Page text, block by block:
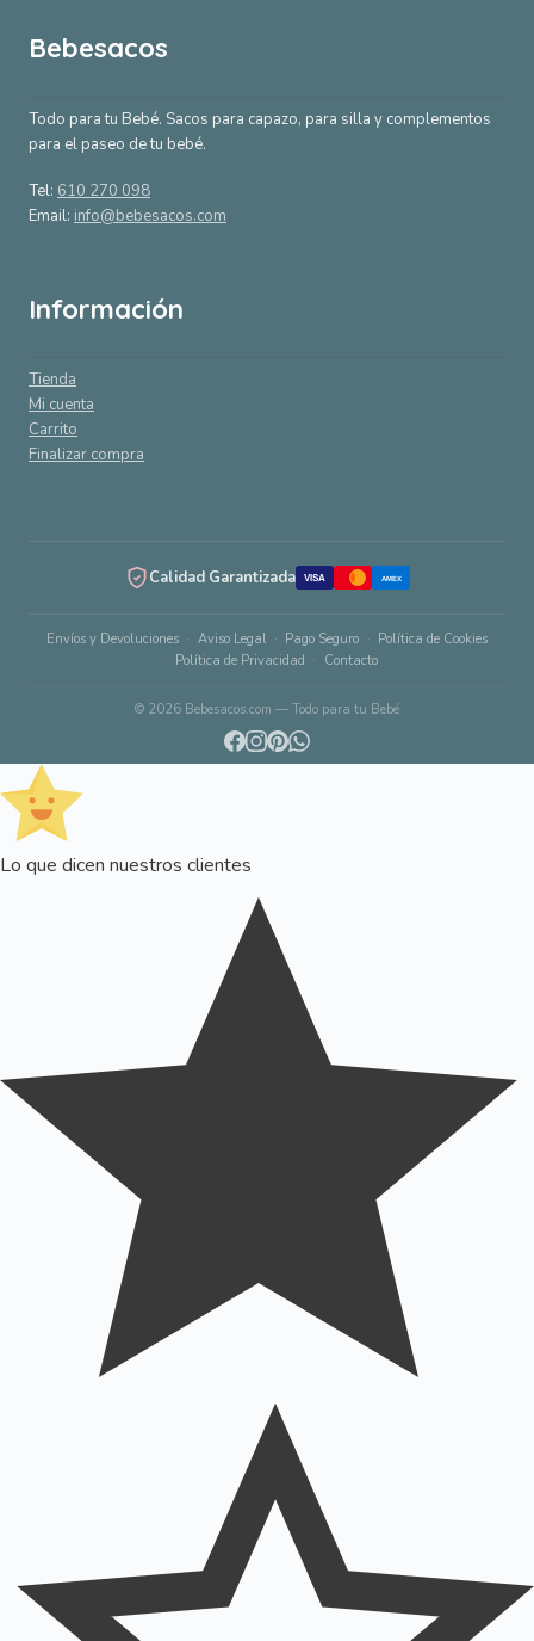
Bebesacos
Todo para tu Bebé. Sacos para capazo, para silla y complementos
para el paseo de tu bebé.
Tel: 610 270 098
Email: info@bebesacos.com
Información
Tienda
Mi cuenta
Carrito
Finalizar compra
Calidad Garantizada VISA AMEX
Envíos y Devoluciones Aviso Legal Pago Seguro
Política de Cookies
Política de Privacidad
Contacto
© 2026 Bebesacos.com — Todo para tu Bebé
Lo que dicen nuestros clientes